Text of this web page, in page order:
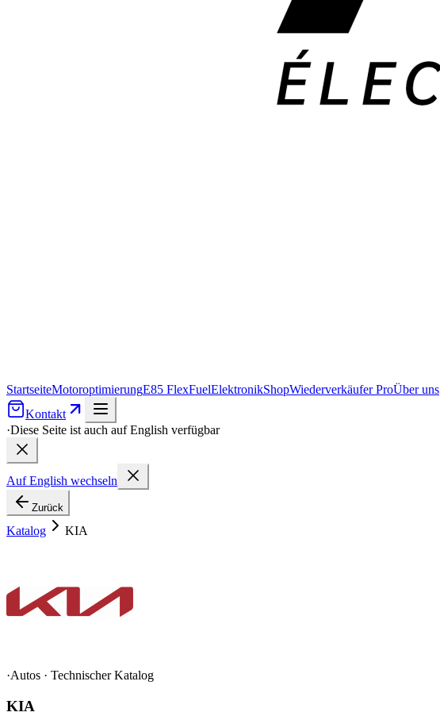
StartseiteMotoroptimierungE85 FlexFuelElektronikShopWiederverkäufer ProÜber uns
Kontakt
·Diese Seite ist auch auf English verfügbar
Auf English wechseln
Zurück
Katalog KIA
·Autos · Technischer Katalog
KIA